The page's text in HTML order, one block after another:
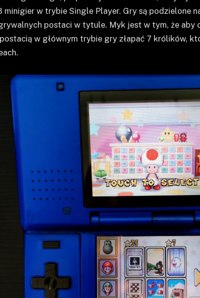
minigier w trybie Single Player. Gry są podzielone
postaci w tytule. Myk jest w tym, że aby
w głównym trybie gry złapać 7 królików,